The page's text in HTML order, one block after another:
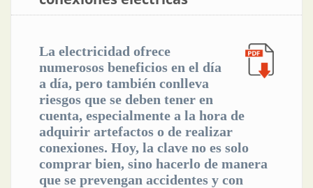
La electricidad ofrece
numerosos beneficios en el día
a día, pero también conlleva
riesgos que se deben tener en
cuenta, especialmente a la hora de
adquirir artefactos o de realizar
conexiones. Hoy, la clave no es solo
comprar bien, sino hacerlo de manera
que se prevengan accidentes y con